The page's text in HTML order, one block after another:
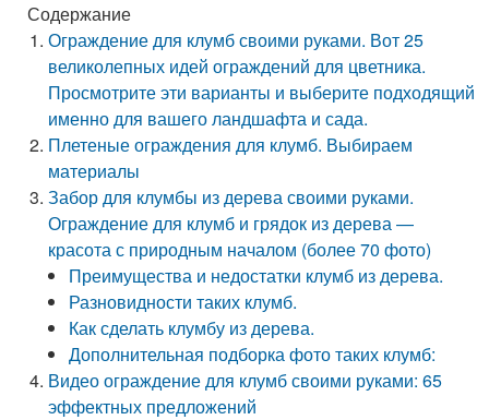
Содержание
Ограждение для клумб своими руками. Вот 25
великолепных идей ограждений для цветника.
Просмотрите эти варианты и выберите подходящий
именно для вашего ландшафта и сада.
Плетеные ограждения для клумб. Выбираем
материалы
Забор для клумбы из дерева своими руками.
Ограждение для клумб и грядок из дерева —
красота с природным началом (более 70 фото)
Преимущества и недостатки клумб из дерева.
Разновидности таких клумб.
Как сделать клумбу из дерева.
Дополнительная подборка фото таких клумб:
Видео ограждение для клумб своими руками: 65
эффектных предложений